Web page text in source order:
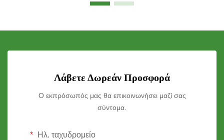
Λάβετε Δωρεάν Προσφορά
Ο εκπρόσωπός μας θα επικοινωνήσει μαζί σας
σύντομα.
Ηλ. ταχυδρομείο